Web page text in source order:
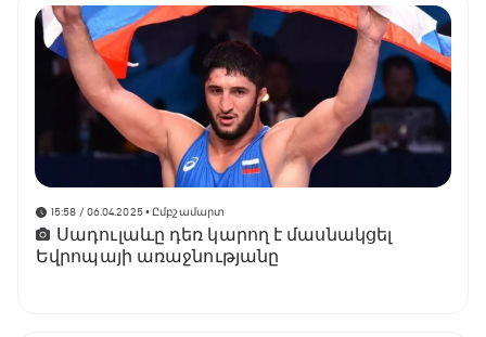
15:58 / 06.04.2025• Ըմբշամարտ
Սադուլաևը դեռ կարող է մասնակցել
Եվրոպայի առաջնությանը